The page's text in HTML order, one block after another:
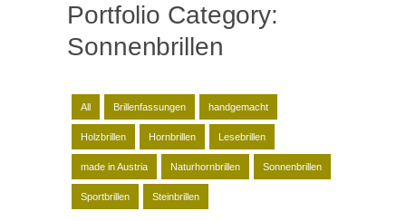
Portfolio Category:
Sonnenbrillen
All Brillenfassungen handgemacht
Holzbrillen Hornbrillen Lesebrillen
made in Austria Naturhornbrillen Sonnenbrillen
Sportbrillen Steinbrillen